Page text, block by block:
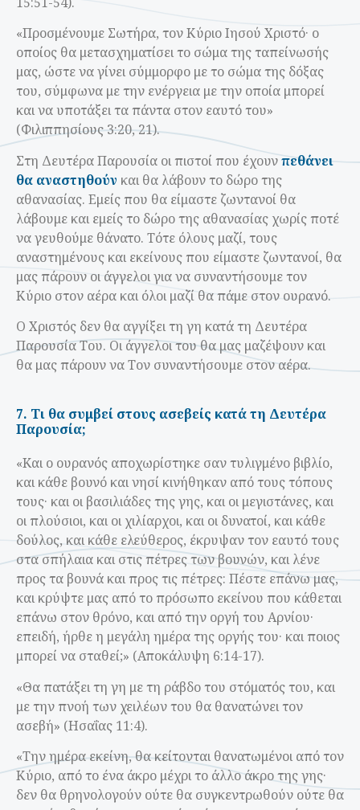
«Προσμένουμε Σωτήρα, τον Κύριο Ιησού Χριστό· ο
οποίος θα μετασχηματίσει το σώμα της ταπείνωσής
μας, ώστε να γίνει σύμμορφο με το σώμα της δόξας
του, σύμφωνα με την ενέργεια με την οποία μπορεί
και να υποτάξει τα πάντα στον εαυτό του»
(Φιλιππησίους 3:20, 21).
Στη Δευτέρα Παρουσία οι πιστοί που έχουνπεθάνει
θα αναστηθούν και θα λάβουν το δώρο της
αθανασίας. Εμείς που θα είμαστε ζωντανοί θα
λάβουμε και εμείς το δώρο της αθανασίας χωρίς ποτέ
να γευθούμε θάνατο. Τότε όλους μαζί, τους
αναστημένους και εκείνους που είμαστε ζωντανοί, θα
μας πάρουν οι άγγελοι για να συναντήσουμε τον
Κύριο στον αέρα και όλοι μαζί θα πάμε στον ουρανό.
Ο Χριστός δεν θα αγγίξει τη γη κατά τη Δευτέρα
Παρουσία Του. Οι άγγελοι του θα μας μαζέψουν και
θα μας πάρουν να Τον συναντήσουμε στον αέρα.
7. Τι θα συμβεί στους ασεβείς κατά τη Δευτέρα
Παρουσία;
«Kαι ο ουρανός αποχωρίστηκε σαν τυλιγμένο βιβλίο,
και κάθε βουνό και νησί κινήθηκαν από τους τόπους
τους· και οι βασιλιάδες της γης, και οι μεγιστάνες, και
οι πλούσιοι, και οι χιλίαρχοι, και οι δυνατοί, και κάθε
δούλος, και κάθε ελεύθερος, έκρυψαν τον εαυτό τους
στα σπήλαια και στις πέτρες των βουνών, και λένε
προς τα βουνά και προς τις πέτρες: Πέστε επάνω μας,
και κρύψτε μας από το πρόσωπο εκείνου που κάθεται
επάνω στον θρόνο, και από την οργή του Αρνίου·
επειδή, ήρθε η μεγάλη ημέρα της οργής του· και ποιος
μπορεί να σταθεί;» (Αποκάλυψη 6:14-17).
«Θα πατάξει τη γη με τη ράβδο του στόματός του, και
με την πνοή των χειλέων του θα θανατώνει τον
ασεβή» (Ησαΐας 11:4).
«Την ημέρα εκείνη, θα κείτονται θανατωμένοι από τον
Κύριο, από το ένα άκρο μέχρι το άλλο άκρο της γης·
δεν θα θρηνολογούν ούτε θα συγκεντρωθούν ούτε θα